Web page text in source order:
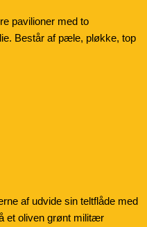
pavilioner med to
Består af pæle, pløkke, top
af udvide sin teltflåde med
et oliven grønt militær